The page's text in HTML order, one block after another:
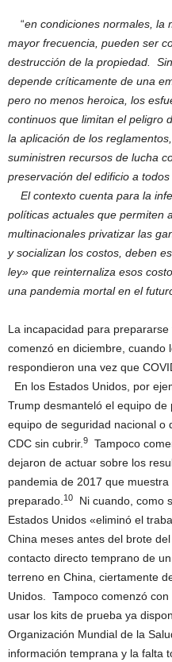
“en condiciones normales, la
mayor frecuencia, pueden ser
destrucción de la propiedad.
depende críticamente de una
pero no menos heroica, los
continuos que limitan el peligro
la aplicación de los
suministren recursos de lucha
preservación del edificio a
El contexto cuenta para la
políticas actuales que permiten
multinacionales privatizar las
y socializan los costos, deben
ley» que reinternaliza esos
una pandemia mortal en el
La incapacidad para
comenzó en diciembre, cuando
respondieron una vez que
En los Estados Unidos, por
Trump desmanteló el equipo
equipo de seguridad nacional o
CDC sin cubrir. 9
Tampoco
dejaron de actuar sobre los
pandemia de 2017 que
preparado. 10
Ni cuando, como
Estados Unidos «eliminó el
China meses antes del brote
contacto directo temprano de
terreno en China, ciertamente
Unidos. Tampoco comenzó
usar los kits de prueba ya
Organización Mundial de la
información temprana y la falta